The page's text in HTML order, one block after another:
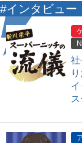
#インタビュー
社